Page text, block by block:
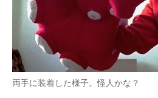
両手に装着した様子。怪人かな？